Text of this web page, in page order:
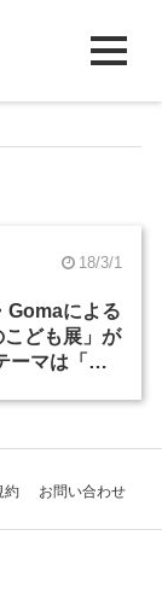
18/3/1
Gomaによる
ども展」が
ーマは「ち
約 お問い合わせ